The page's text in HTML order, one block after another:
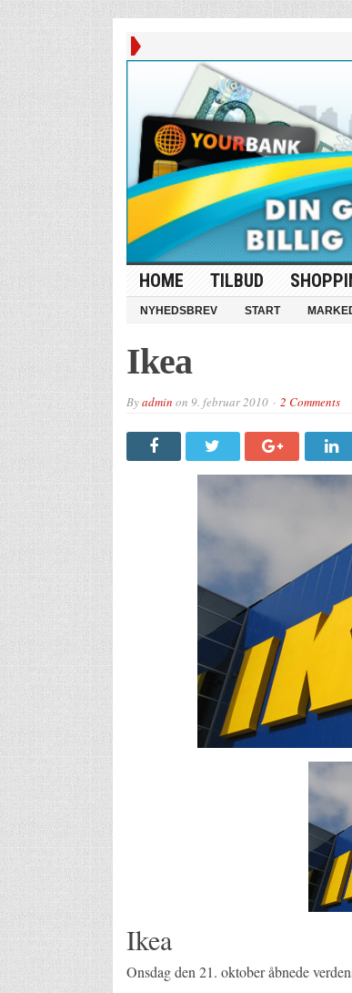
HOME TILBUD
NYHEDSBREV START
Ikea
Byadmin on 9. februar 2010 2 Comments
Ikea
Onsdag den 21. oktober åbnede